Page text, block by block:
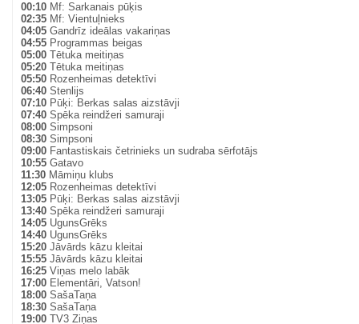
00:10 Mf: Sarkanais pūķis
02:35 Mf: Vientuļnieks
04:05 Gandrīz ideālas vakariņas
04:55 Programmas beigas
05:00 Tētuka meitiņas
05:20 Tētuka meitiņas
05:50 Rozenheimas detektīvi
06:40 Stenlijs
07:10 Pūķi: Berkas salas aizstāvji
07:40 Spēka reindžeri samuraji
08:00 Simpsoni
08:30 Simpsoni
09:00 Fantastiskais četrinieks un sudraba sērfotājs
10:55 Gatavo
11:30 Māmiņu klubs
12:05 Rozenheimas detektīvi
13:05 Pūķi: Berkas salas aizstāvji
13:40 Spēka reindžeri samuraji
14:05 UgunsGrēks
14:40 UgunsGrēks
15:20 Jāvārds kāzu kleitai
15:55 Jāvārds kāzu kleitai
16:25 Viņas melo labāk
17:00 Elementāri, Vatson!
18:00 SašaTaņa
18:30 SašaTaņa
19:00 TV3 Ziņas